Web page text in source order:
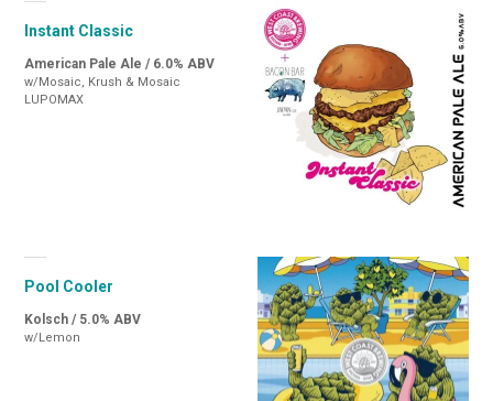
Instant Classic
American Pale Ale / 6.0% ABV
w/Mosaic, Krush & Mosaic
LUPOMAX
Pool Cooler
Kolsch / 5.0% ABV
w/Lemon